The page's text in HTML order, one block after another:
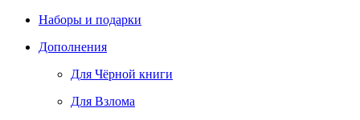
Наборы и подарки
Дополнения
Для Чёрной книги
Для Взлома